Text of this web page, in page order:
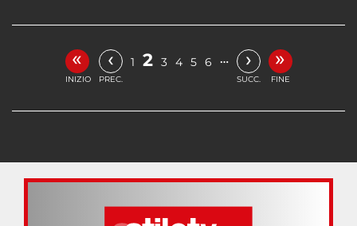
«
INIZIO
‹
PREC.
1 2 3 4 5 6 … ›
SUCC.
»
FINE